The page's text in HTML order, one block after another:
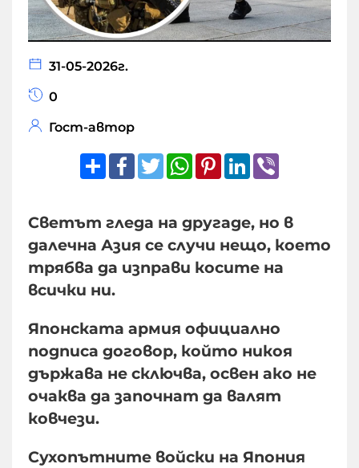
31-05-2026г.
0
Гост-автор
ShareFacebook
TwitterWhatsApp
Pinterest
LinkedIn
Светът гледа на другаде, но в
далечна Азия се случи нещо, което
трябва да изправи косите на
всички ни.
​Японската армия официално
подписа договор, който никоя
държава не сключва, освен ако не
очаква да започнат да валят
ковчези.
​Сухопътните войски на Япония